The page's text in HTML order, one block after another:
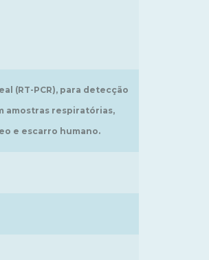
(RT-PCR), para detecção
amostras respiratórias,
e escarro humano.